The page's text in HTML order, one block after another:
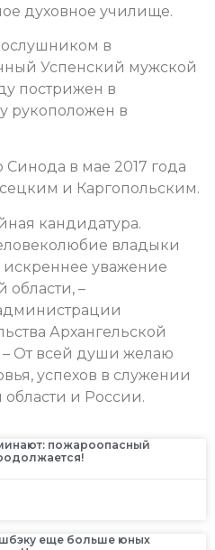
духовное училище.
в
Успенский мужской
пострижен в
рукоположен в
в мае 2017 года
и Каргопольским.
кандидатура.
владыки
уважение
области, –
Архангельской
– От всей души желаю
успехов в служении
и России.
пожароопасный
еще больше юных